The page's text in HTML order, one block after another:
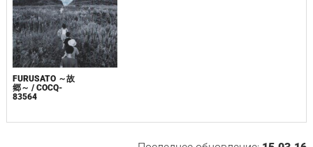
FURUSATO ～故
郷～ / COCQ-
83564